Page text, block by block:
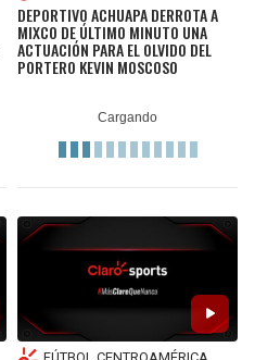
DEPORTIVO ACHUAPA DERROTA A
MIXCO DE ÚLTIMO MINUTO UNA
ACTUACIÓN PARA EL OLVIDO DEL
PORTERO KEVIN MOSCOSO